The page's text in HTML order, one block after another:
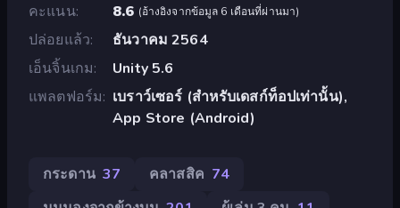
คะแนน
8.6 (อ้างอิงจากข้อมูล 6 เดือนที่ผ่านมา)
ปล่อยแล้ว
ธันวาคม 2564
เอ็นจิ้นเกม
Unity 5.6
แพลตฟอร์ม
เบราว์เซอร์ (สำหรับเดสก์ท็อปเท่านั้น),
App Store (Android)
กระดาน 37 คลาสสิค 74